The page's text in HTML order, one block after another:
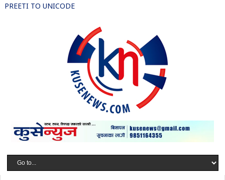
PREETI TO UNICODE